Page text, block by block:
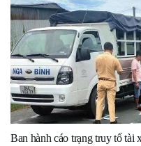
Ban hành cáo trạng truy tố